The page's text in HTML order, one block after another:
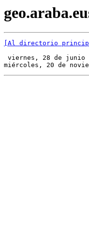
[Al directorio
viernes, 28 de
miércoles, 20 de